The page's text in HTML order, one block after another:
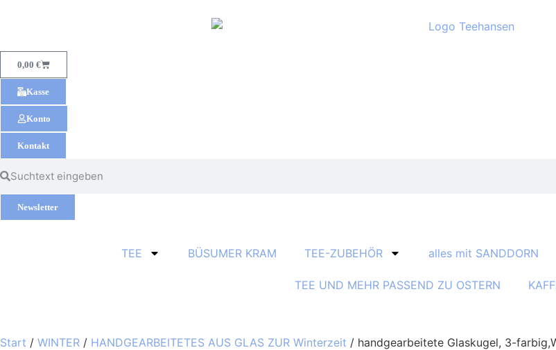
0,00 €
Kasse
Konto
Kontakt
Newsletter
TEE BÜSUMER KRAM TEE-ZUBEHÖR alles mit SANDDORN
TEE UND MEHR PASSEND ZU OSTERN
Start / WINTER / HANDGEARBEITETES AUS GLAS ZUR Winterzeit / handgearbeitete Glaskugel, 3-